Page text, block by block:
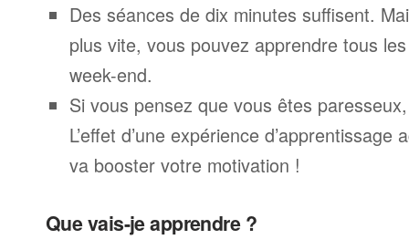
Des séances de dix minutes suffisent.
plus vite, vous pouvez apprendre tous
week-end.
Si vous pensez que vous êtes
L’effet d’une expérience
va booster votre motivation !
Que vais-je apprendre ?